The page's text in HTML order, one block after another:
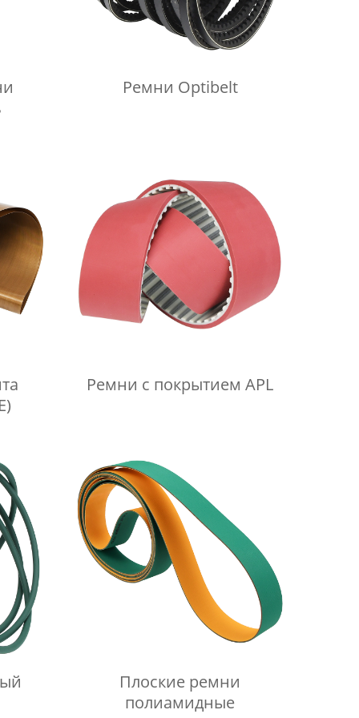
Ремни Optibelt
Ремни с покрытием APL
Плоские ремни
полиамидные